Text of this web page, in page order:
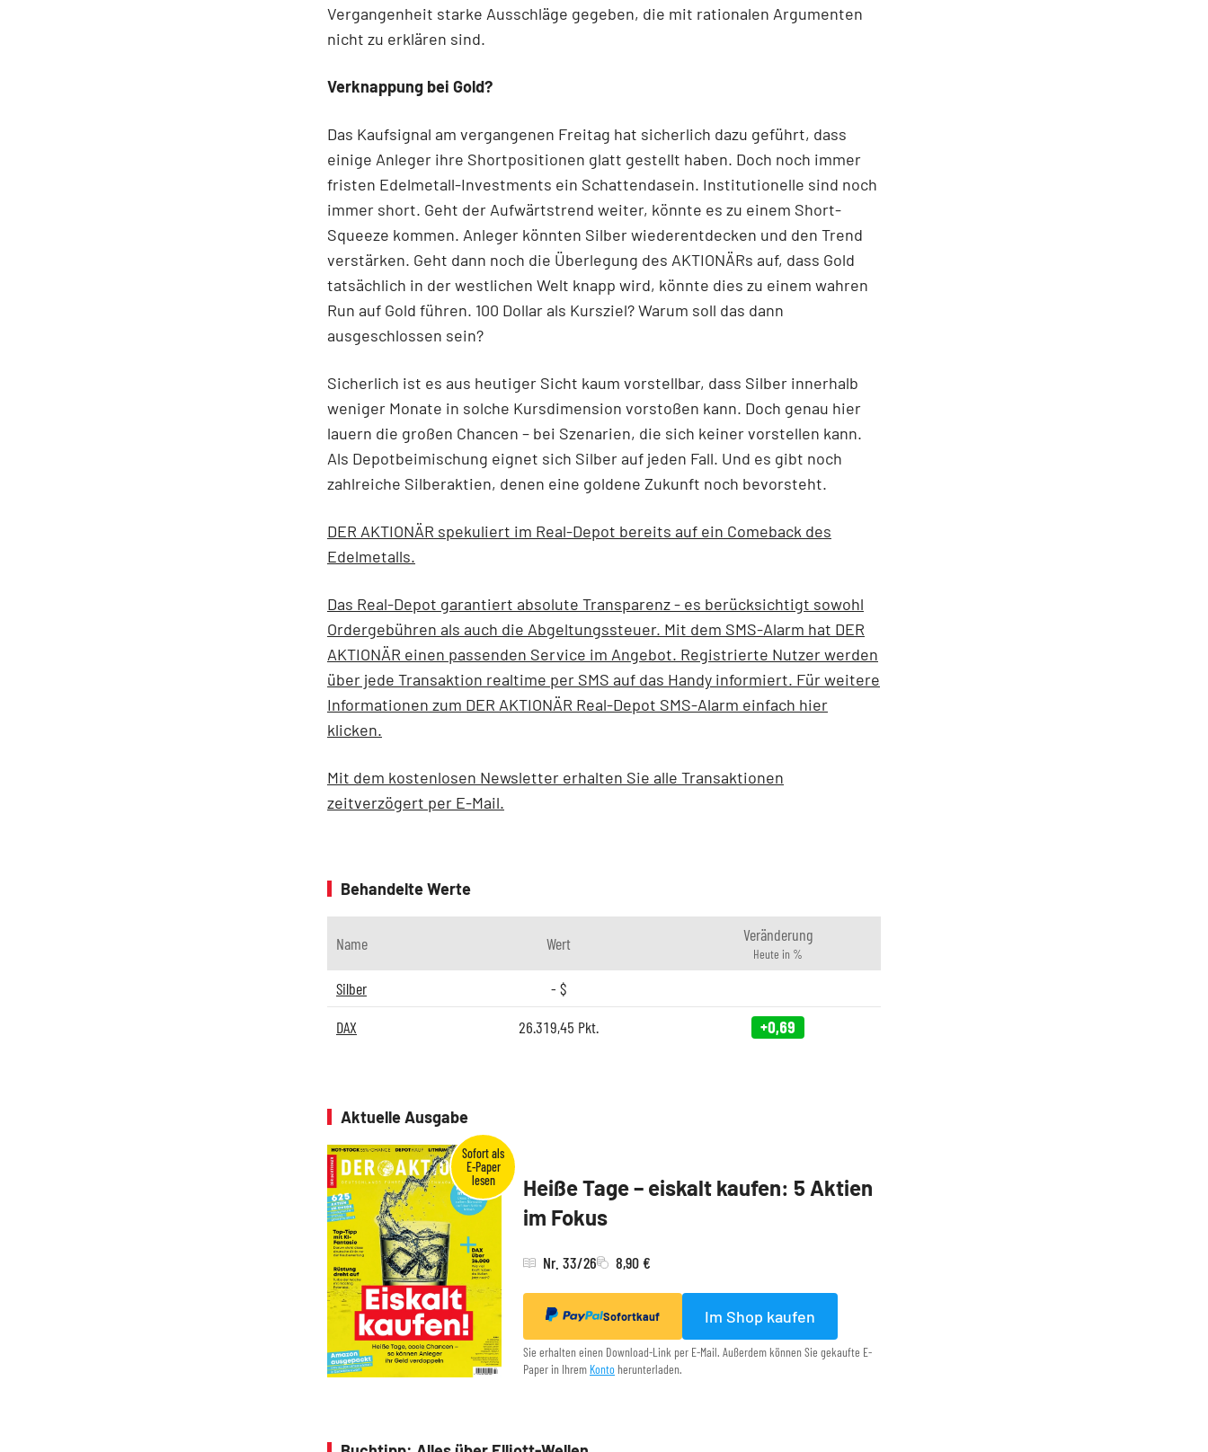
Vergangenheit starke Ausschläge gegeben, die mit rationalen Argumenten
nicht zu erklären sind.
Verknappung bei Gold?
Das Kaufsignal am vergangenen Freitag hat sicherlich dazu geführt, dass
einige Anleger ihre Shortpositionen glatt gestellt haben. Doch noch immer
fristen Edelmetall-Investments ein Schattendasein. Institutionelle sind noch
immer short. Geht der Aufwärtstrend weiter, könnte es zu einem Short-
Squeeze kommen. Anleger könnten Silber wiederentdecken und den Trend
verstärken. Geht dann noch die Überlegung des AKTIONÄRs auf, dass Gold
tatsächlich in der westlichen Welt knapp wird, könnte dies zu einem wahren
Run auf Gold führen. 100 Dollar als Kursziel? Warum soll das dann
ausgeschlossen sein?
Sicherlich ist es aus heutiger Sicht kaum vorstellbar, dass Silber innerhalb
weniger Monate in solche Kursdimension vorstoßen kann. Doch genau hier
lauern die großen Chancen – bei Szenarien, die sich keiner vorstellen kann.
Als Depotbeimischung eignet sich Silber auf jeden Fall. Und es gibt noch
zahlreiche Silberaktien, denen eine goldene Zukunft noch bevorsteht.
DER AKTIONÄR spekuliert im Real-Depot bereits auf ein Comeback des
Edelmetalls.
Das Real-Depot garantiert absolute Transparenz - es berücksichtigt sowohl
Ordergebühren als auch die Abgeltungssteuer. Mit dem SMS-Alarm hat DER
AKTIONÄR einen passenden Service im Angebot. Registrierte Nutzer werden
über jede Transaktion realtime per SMS auf das Handy informiert. Für weitere
Informationen zum DER AKTIONÄR Real-Depot SMS-Alarm einfach hier
klicken.
Mit dem kostenlosen Newsletter erhalten Sie alle Transaktionen
zeitverzögert per E-Mail.
Behandelte Werte
Name Wert Veränderung
Heute in %
Silber - $
DAX
26.319,45 Pkt. +0,69
Aktuelle Ausgabe
Heiße Tage – eiskalt kaufen: 5 Aktien
im Fokus
Nr. 33/26 8,90 €
Sofortkauf Im Shop kaufen
Sie erhalten einen Download-Link per E-Mail. Außerdem können Sie gekaufte E-
Paper in Ihrem Konto herunterladen.